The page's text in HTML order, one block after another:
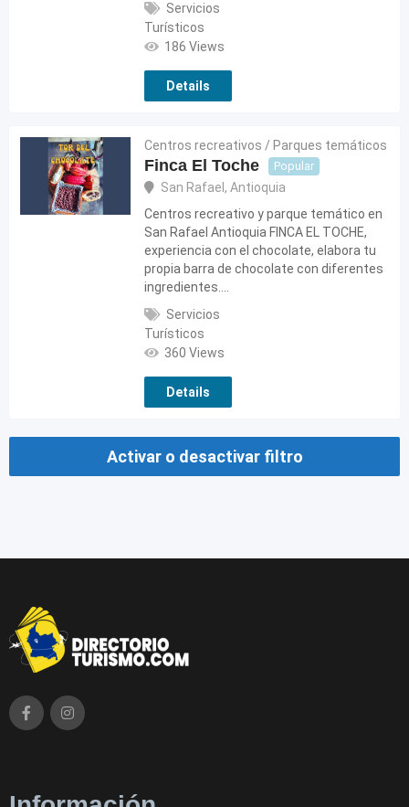
Servicios
Turísticos
186 Views
Details
Centros recreativos / Parques temáticos
Finca El Toche Popular
San Rafael , Antioquia
Centros recreativo y parque temático en
San Rafael Antioquia FINCA EL TOCHE,
experiencia con el chocolate, elabora tu
propia barra de chocolate con diferentes
ingredientes.…
Servicios
Turísticos
360 Views
Details
Activar o desactivar filtro